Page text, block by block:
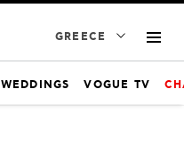
GREECE
WEDDINGS VOGUE TV